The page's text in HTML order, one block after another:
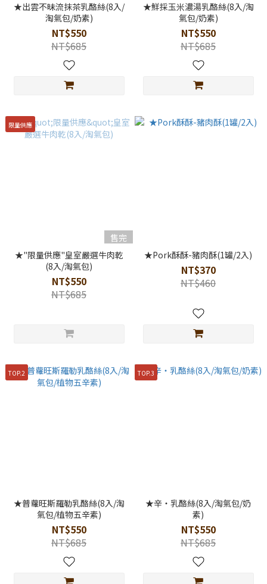
★出雲不昧流抹茶乳酪絲(8入/
淘氣包/奶素)
NT$550
NT$685
★鮮採玉米濃湯乳酪絲(8入/淘
氣包/奶素)
NT$550
NT$685
限量供應
售完
★"限量供應"皇室嚴選牛肉乾
(8入/淘氣包)
NT$550
NT$685
★Pork酥酥-豬肉酥(1罐/2入)
NT$370
NT$460
TOP.2
★普蘿旺斯羅勒乳酪絲(8入/淘
氣包/植物五辛素)
NT$550
NT$685
TOP.3
★辛‧乳酪絲(8入/淘氣包/奶
素)
NT$550
NT$685